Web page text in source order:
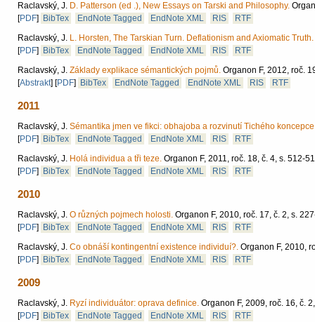
Raclavský, J. D. Patterson (ed .), New Essays on Tarski and Philosophy.
[PDF] BibTex EndNote Tagged EndNote XML RIS
RTF
Raclavský, J. L. Horsten, The Tarskian Turn. Deflationism and Axiomatic Truth.
[PDF] BibTex EndNote Tagged EndNote XML RIS
RTF
Raclavský, J. Základy explikace sémantických pojmů. Organon F, 2012, roč.
[Abstrakt] [PDF] BibTex EndNote Tagged EndNote XML RIS RTF
2011
Raclavský, J. Sémantika jmen ve fikci: obhajoba a rozvinutí Tichého
[PDF] BibTex EndNote Tagged EndNote XML RIS
RTF
Raclavský, J. Holá individua a tři teze. Organon F, 2011, roč. 18, č. 4, s. 512-
[PDF] BibTex EndNote Tagged EndNote XML RIS RTF
2010
Raclavský, J. O různých pojmech holosti. Organon F, 2010, roč. 17, č. 2, s.
[PDF] BibTex EndNote Tagged EndNote XML RIS
RTF
Raclavský, J. Co obnáší kontingentní existence individuí?. Organon F, 2010,
[PDF] BibTex EndNote Tagged EndNote XML RIS RTF
2009
Raclavský, J. Ryzí individuátor: oprava definice. Organon F, 2009, roč. 16, č.
[PDF] BibTex EndNote Tagged EndNote XML RIS
RTF